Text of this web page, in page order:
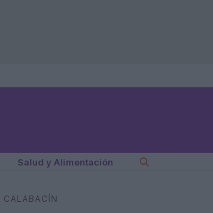
Salud y Alimentación
CALABACÍN